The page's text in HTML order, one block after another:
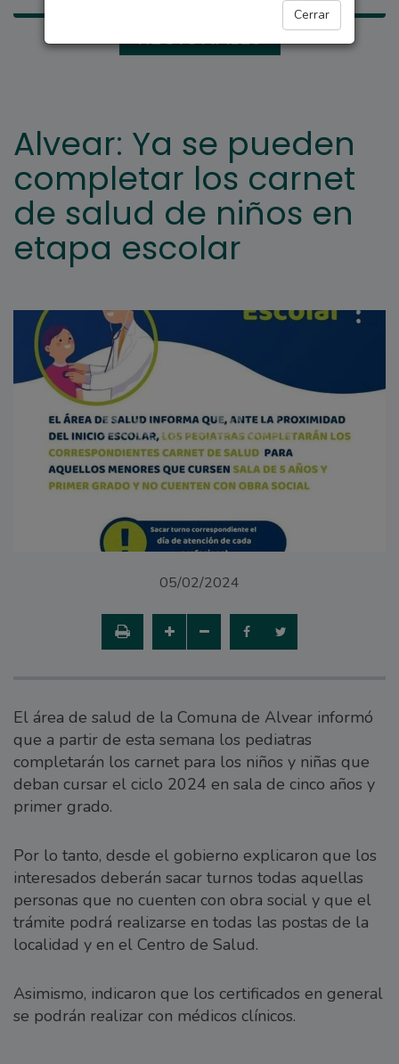
Cerrar
REGIONALES
Alvear: Ya se pueden
completar los carnet
de salud de niños en
etapa escolar
05/02/2024
El área de salud de la Comuna de Alvear informó
que a partir de esta semana los pediatras
completarán los carnet para los niños y niñas que
deban cursar el ciclo 2024 en sala de cinco años y
primer grado.
Por lo tanto, desde el gobierno explicaron que los
interesados deberán sacar turnos todas aquellas
personas que no cuenten con obra social y que el
trámite podrá realizarse en todas las postas de la
localidad y en el Centro de Salud.
Asimismo, indicaron que los certificados en general
se podrán realizar con médicos clínicos.